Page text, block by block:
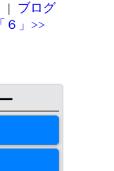
ブログ
６」>>